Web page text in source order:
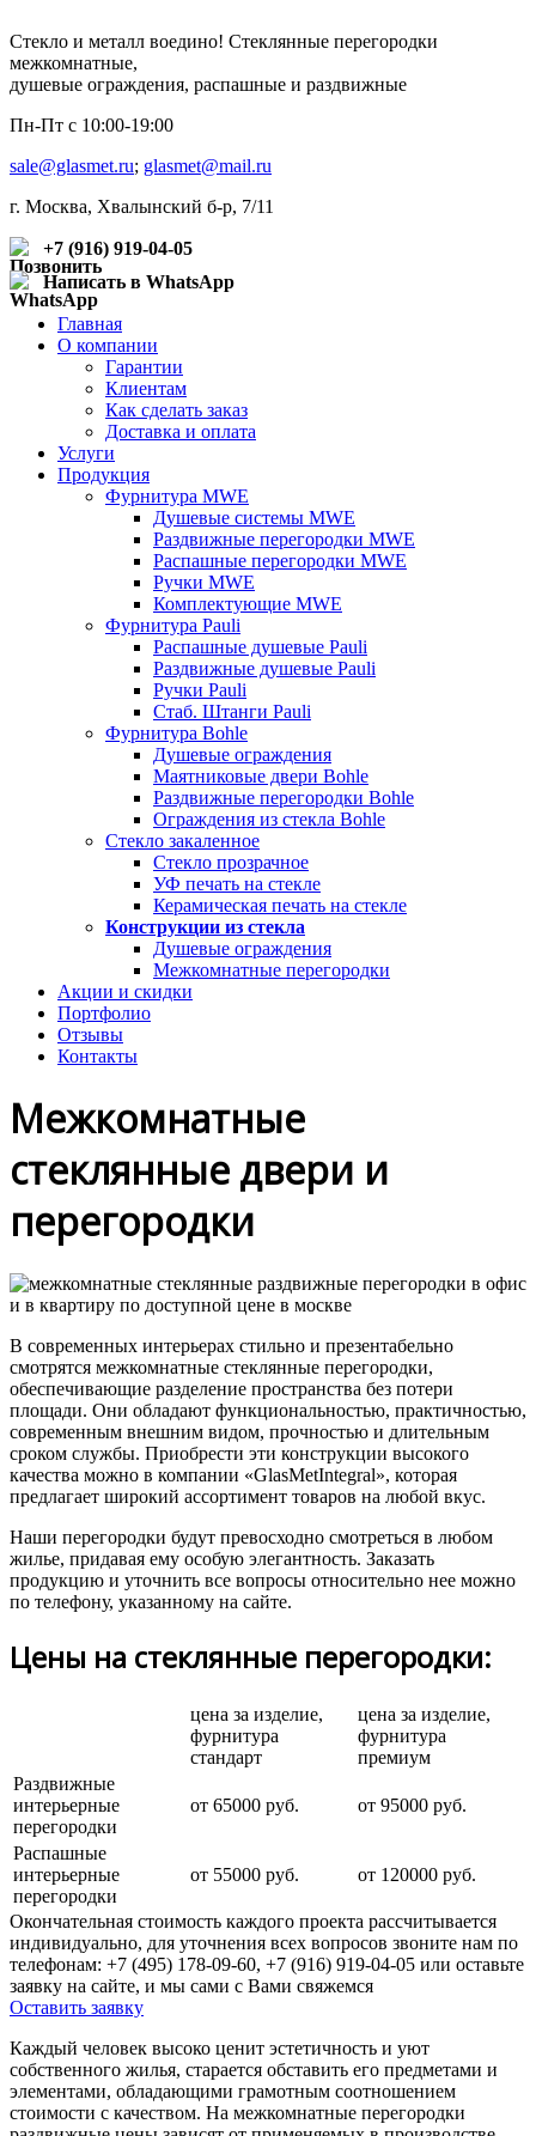
Стекло и металл воедино! Стеклянные перегородки
межкомнатные,
душевые ограждения, распашные и раздвижные
Пн-Пт c 10:00-19:00
sale@glasmet.ru; glasmet@mail.ru
г. Москва, Хвалынский б-р, 7/11
+7 (916) 919-04-05
Написать в WhatsApp
Главная
О компании
Гарантии
Клиентам
Как сделать заказ
Доставка и оплата
Услуги
Продукция
Фурнитура MWE
Душевые системы MWE
Раздвижные перегородки MWE
Распашные перегородки MWE
Ручки MWE
Комплектующие MWE
Фурнитура Pauli
Распашные душевые Pauli
Раздвижные душевые Pauli
Ручки Pauli
Стаб. Штанги Pauli
Фурнитура Bohle
Душевые ограждения
Маятниковые двери Bohle
Раздвижные перегородки Bohle
Ограждения из стекла Bohle
Стекло закаленное
Стекло прозрачное
УФ печать на стекле
Керамическая печать на стекле
Конструкции из стекла
Душевые ограждения
Межкомнатные перегородки
Акции и скидки
Портфолио
Отзывы
Контакты
Межкомнатные
стеклянные двери и
перегородки
В современных интерьерах стильно и презентабельно
смотрятся межкомнатные стеклянные перегородки,
обеспечивающие разделение пространства без потери
площади. Они обладают функциональностью, практичностью,
современным внешним видом, прочностью и длительным
сроком службы. Приобрести эти конструкции высокого
качества можно в компании «GlasMetIntegral», которая
предлагает широкий ассортимент товаров на любой вкус.
Наши перегородки будут превосходно смотреться в любом
жилье, придавая ему особую элегантность. Заказать
продукцию и уточнить все вопросы относительно нее можно
по телефону, указанному на сайте.
Цены на стеклянные перегородки:
цена за изделие,
фурнитура
стандарт
цена за изделие,
фурнитура
премиум
Раздвижные
интерьерные
перегородки
от 65000 руб. от 95000 руб.
Распашные
интерьерные
перегородки
от 55000 руб. от 120000 руб.
Окончательная стоимость каждого проекта рассчитывается
индивидуально, для уточнения всех вопросов звоните нам по
телефонам: +7 (495) 178-09-60, +7 (916) 919-04-05 или оставьте
заявку на сайте, и мы сами с Вами свяжемся
Оставить заявку
Каждый человек высоко ценит эстетичность и уют
собственного жилья, старается обставить его предметами и
элементами, обладающими грамотным соотношением
стоимости с качеством. На межкомнатные перегородки